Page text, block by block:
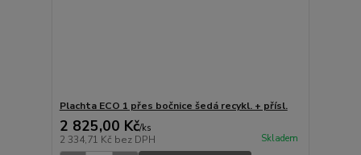
Plachta ECO 1 přes bočnice šedá recykl. + přísl.
2 825,00 Kč/ks
2 334,71 Kč bez DPH Skladem